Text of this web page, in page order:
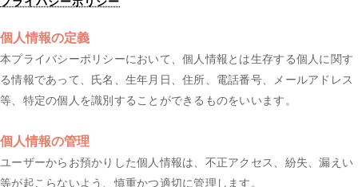
個人情報の定義
本プライバシーポリシーにおいて、個人情報とは生存する個人に関す
る情報であって、氏名、生年月日、住所、電話番号、メールアドレス
等、特定の個人を識別することができるものをいいます。
個人情報の管理
ユーザーからお預かりした個人情報は、不正アクセス、紛失、漏えい
等が起こらないよう、慎重かつ適切に管理します。